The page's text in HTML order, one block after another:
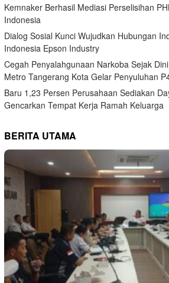
Kemnaker Berhasil Mediasi Perselisihan
Indonesia
Dialog Sosial Kunci Wujudkan Hubungan
Indonesia Epson Industry
Cegah Penyalahgunaan Narkoba Sejak
Metro Tangerang Kota Gelar Penyuluhan
Baru 1,23 Persen Perusahaan Sediakan
Gencarkan Tempat Kerja Ramah Keluarga
BERITA UTAMA